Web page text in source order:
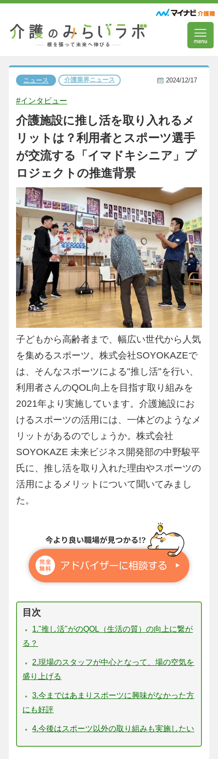
ニュース 介護業界ニュース 2024/12/17
#インタビュー
介護施設に推し活を取り入れるメ
リットは？利用者とスポーツ選手
が交流する「イマドキシニア」プ
ロジェクトの推進背景
子どもから高齢者まで、幅広い世代から人気
を集めるスポーツ。株式会社SOYOKAZEで
は、そんなスポーツによる"推し活"を行い、
利用者さんのQOL向上を目指す取り組みを
2021年より実施しています。介護施設にお
けるスポーツの活用には、一体どのようなメ
リットがあるのでしょうか。株式会社
SOYOKAZE 未来ビジネス開発部の中野駿平
氏に、推し活を取り入れた理由やスポーツの
活用によるメリットについて聞いてみまし
た。
目次
1."推し活"がのQOL（生活の質）の向上に繋が
る？
2.現場のスタッフが中心となって、場の空気を
盛り上げる
3.今まではあまりスポーツに興味がなかった方
にも好評
4.今後はスポーツ以外の取り組みも実施したい